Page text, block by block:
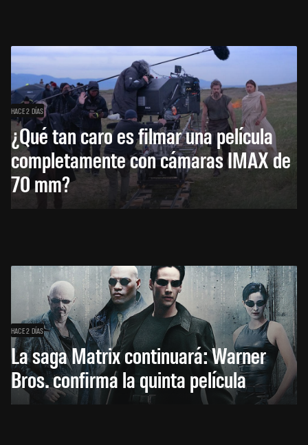
HACE 2 DÍAS
¿Qué tan caro es filmar una película
completamente con cámaras IMAX de
70 mm?
HACE 2 DÍAS
La saga Matrix continuará: Warner
Bros. confirma la quinta película